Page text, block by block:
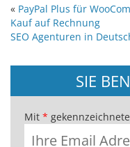
« PayPal Plus für
Kauf auf Rechnung
SEO Agenturen in
SIE
Mit *